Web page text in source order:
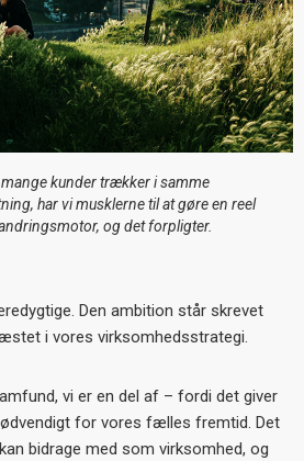
kunder trækker i samme
har vi musklerne til at gøre en reel
og det forpligter.
Den ambition står skrevet
i vores virksomhedsstrategi.
vi er en del af – fordi det giver
for vores fælles fremtid. Det
bidrage med som virksomhed, og